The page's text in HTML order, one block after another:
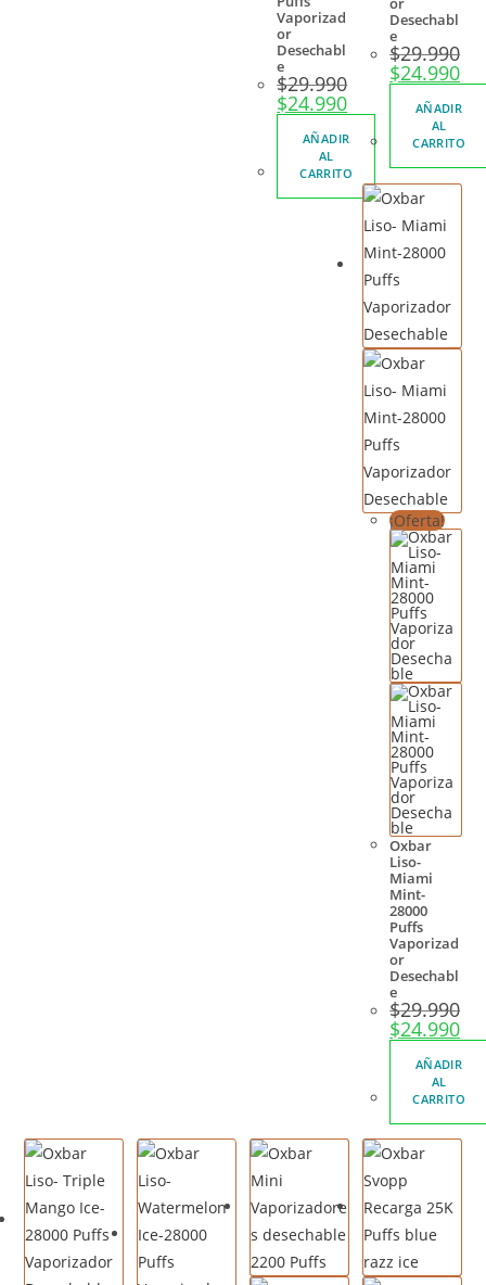
Vaporizad
or
Desechabl
e
$29.990
$24.990
AÑADIR
AL
CARRITO
Desechabl
e
$29.990
$24.990
AÑADIR
AL
CARRITO
¡Oferta!
Oxbar
Liso-
Miami
Mint-
28000
Puffs
Vaporizad
or
Desechabl
e
$29.990
$24.990
AÑADIR
AL
CARRITO